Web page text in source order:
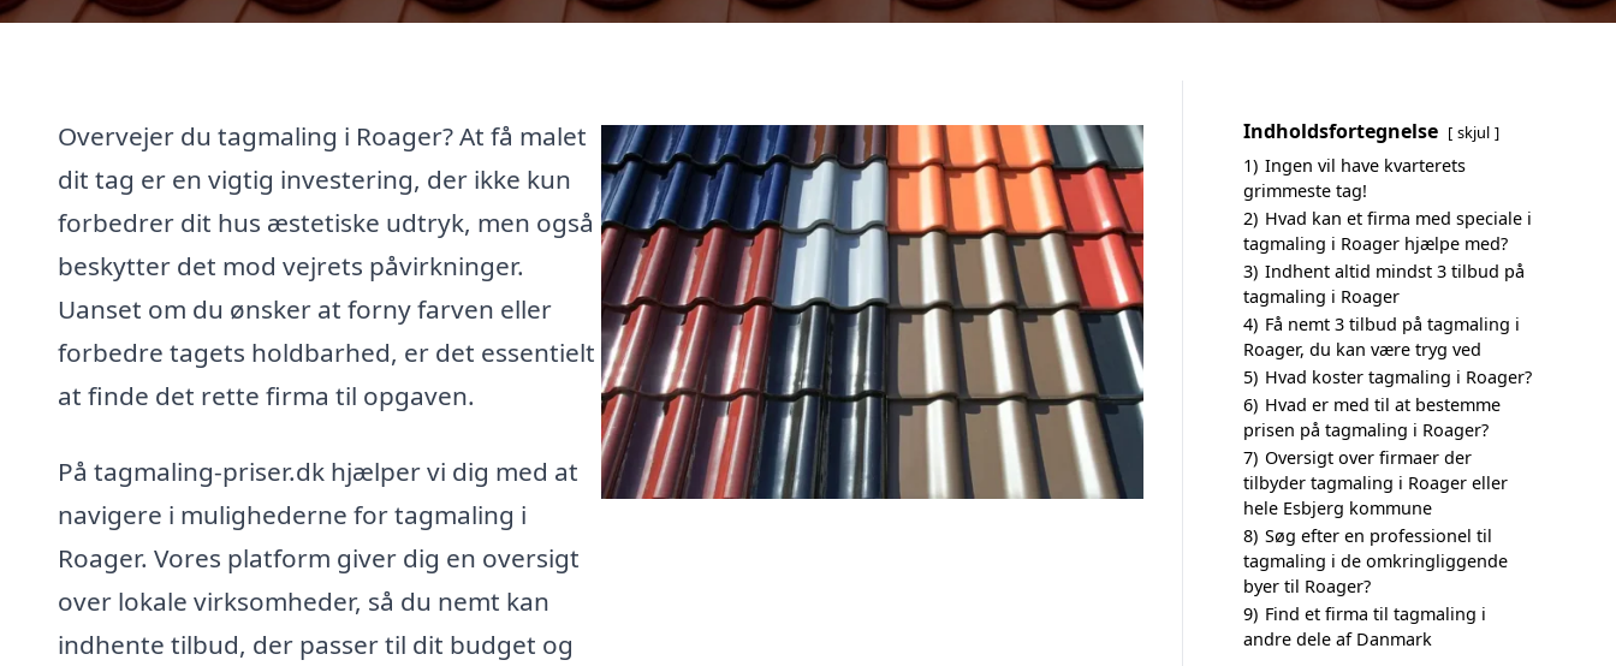
Overvejer du tagmaling i Roager? At få malet
dit tag er en vigtig investering, der ikke kun
forbedrer dit hus æstetiske udtryk, men også
beskytter det mod vejrets påvirkninger.
Uanset om du ønsker at forny farven eller
forbedre tagets holdbarhed, er det essentielt
at finde det rette firma til opgaven.
På tagmaling-priser.dk hjælper vi dig med at
navigere i mulighederne for tagmaling i
Roager. Vores platform giver dig en oversigt
over lokale virksomheder, så du nemt kan
indhente tilbud, der passer til dit budget og
Indholdsfortegnelse skjul
1) Ingen vil have kvarterets
grimmeste tag!
2) Hvad kan et firma med speciale i
tagmaling i Roager hjælpe med?
3) Indhent altid mindst 3 tilbud på
tagmaling i Roager
4) Få nemt 3 tilbud på tagmaling i
Roager, du kan være tryg ved
5) Hvad koster tagmaling i Roager?
6) Hvad er med til at bestemme
prisen på tagmaling i Roager?
7) Oversigt over firmaer der
tilbyder tagmaling i Roager eller
hele Esbjerg kommune
8) Søg efter en professionel til
tagmaling i de omkringliggende
byer til Roager?
9) Find et firma til tagmaling i
andre dele af Danmark